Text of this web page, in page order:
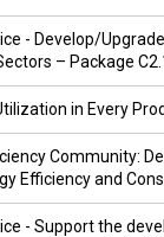
- Develop/
– Package
in Every
Community:
Efficiency and
- Support the